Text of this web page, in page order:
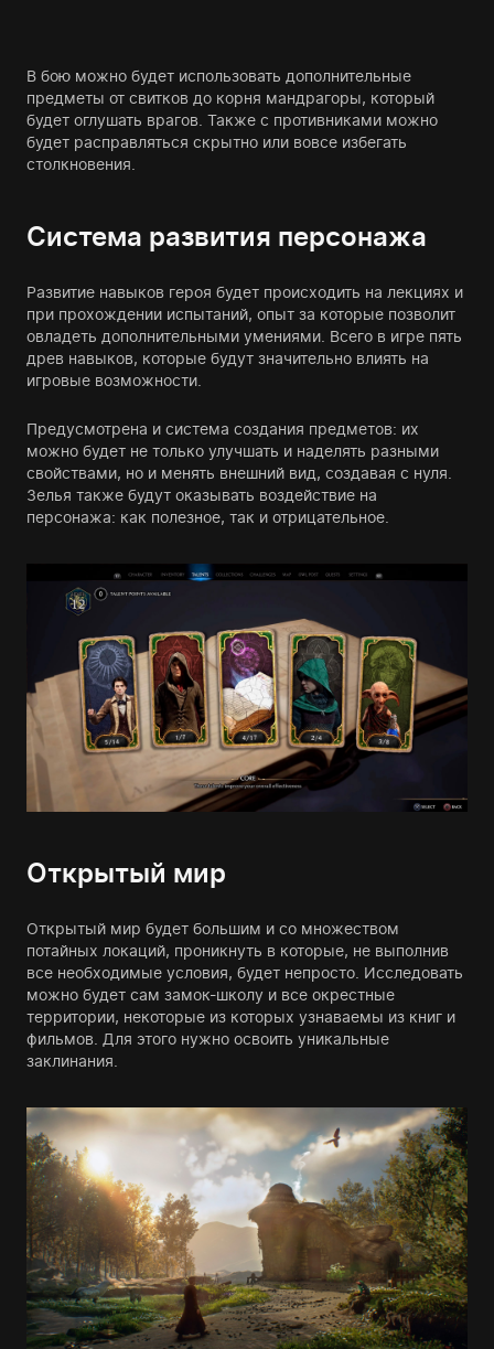
В бою можно будет использовать дополнительные
предметы от свитков до корня мандрагоры, который
будет оглушать врагов. Также с противниками можно
будет расправляться скрытно или вовсе избегать
столкновения.
Система развития персонажа
Развитие навыков героя будет происходить на лекциях и
при прохождении испытаний, опыт за которые позволит
овладеть дополнительными умениями. Всего в игре пять
древ навыков, которые будут значительно влиять на
игровые возможности.
Предусмотрена и система создания предметов: их
можно будет не только улучшать и наделять разными
свойствами, но и менять внешний вид, создавая с нуля.
Зелья также будут оказывать воздействие на
персонажа: как полезное, так и отрицательное.
Открытый мир
Открытый мир будет большим и со множеством
потайных локаций, проникнуть в которые, не выполнив
все необходимые условия, будет непросто. Исследовать
можно будет сам замок-школу и все окрестные
территории, некоторые из которых узнаваемы из книг и
фильмов. Для этого нужно освоить уникальные
заклинания.